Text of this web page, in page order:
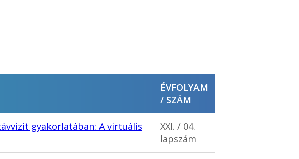
ÉVFOLYAM
/ SZÁM
gyakorlatában: A virtuális
XXI. / 04.
lapszám